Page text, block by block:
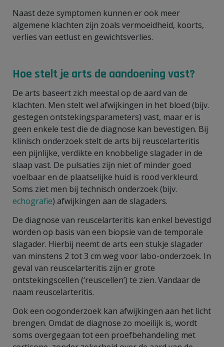
Naast deze symptomen kunnen er ook meer
algemene klachten zijn zoals vermoeidheid, koorts,
verlies van eetlust en gewichtsverlies.
Hoe stelt je arts de aandoening vast?
De arts baseert zich meestal op de aard van de
klachten. Men stelt wel afwijkingen in het bloed (bijv.
gestegen ontstekingsparameters) vast, maar er is
geen enkele test die de diagnose kan bevestigen. Bij
klinisch onderzoek stelt de arts bij reuscelarteritis
een pijnlijke, verdikte en knobbelige slagader in de
slaap vast. De pulsaties zijn niet of minder goed
voelbaar en de plaatselijke huid is rood verkleurd.
Soms ziet men bij technisch onderzoek (bijv.
echografie) afwijkingen aan de slagaders.
De diagnose van reuscelarteritis kan enkel bevestigd
worden op basis van een biopsie van de temporale
slagader. Hierbij neemt de arts een stukje slagader
van minstens 2 tot 3 cm weg voor labo-onderzoek. In
geval van reuscelarteritis zijn er grote
ontstekingscellen (‘reuscellen’) te zien. Vandaar de
naam reuscelarteritis.
Ook een oogonderzoek kan afwijkingen aan het licht
brengen. Omdat de diagnose zo moeilijk is, wordt
soms overgegaan tot een proefbehandeling met